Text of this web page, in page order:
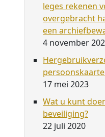
leges rekenen
overgebracht
een
4 november
17 mei 2023
Wat u kunt
beveiliging?
22 juli 2020